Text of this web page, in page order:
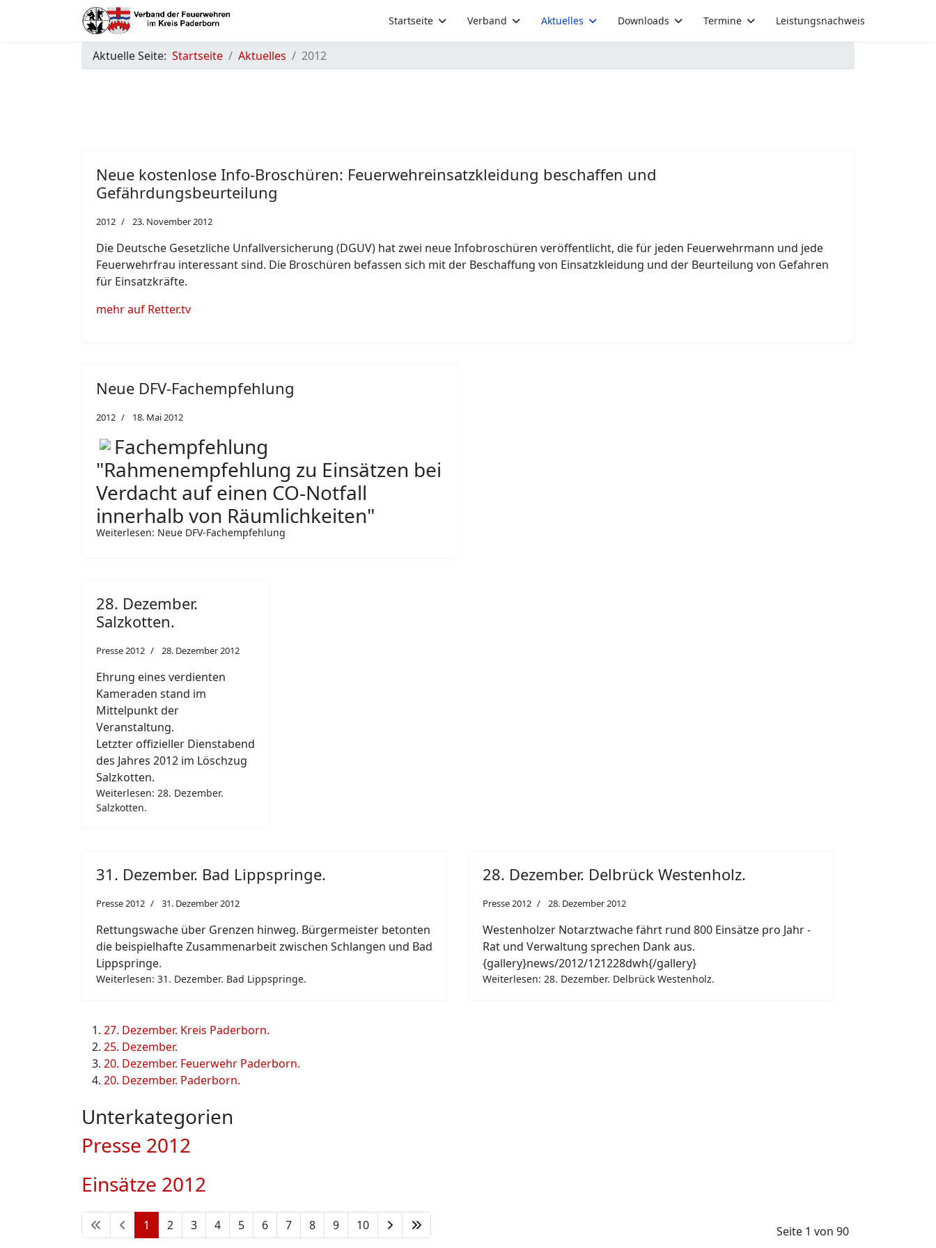
Startseite Verband Aktuelles Downloads Termine Leistungsnachweis
Aktuelle Seite: Startseite Aktuelles 2012
Neue kostenlose Info-Broschüren: Feuerwehreinsatzkleidung beschaffen und
Gefährdungsbeurteilung
2012 23. November 2012
Die Deutsche Gesetzliche Unfallversicherung (DGUV) hat zwei neue Infobroschüren veröffentlicht, die für jeden Feuerwehrmann und jede
Feuerwehrfrau interessant sind. Die Broschüren befassen sich mit der Beschaffung von Einsatzkleidung und der Beurteilung von Gefahren
für Einsatzkräfte.
mehr auf Retter.tv
Neue DFV-Fachempfehlung
2012 18. Mai 2012
Fachempfehlung
"Rahmenempfehlung zu Einsätzen bei
Verdacht auf einen CO-Notfall
innerhalb von Räumlichkeiten"
Weiterlesen: Neue DFV-Fachempfehlung
28. Dezember.
Salzkotten.
Presse 2012 28. Dezember 2012
Ehrung eines verdienten
Kameraden stand im
Mittelpunkt der
Veranstaltung.
Letzter offizieller Dienstabend
des Jahres 2012 im Löschzug
Salzkotten.
Weiterlesen: 28. Dezember.
Salzkotten.
31. Dezember. Bad Lippspringe.
Presse 2012 31. Dezember 2012
Rettungswache über Grenzen hinweg. Bürgermeister betonten
die beispielhafte Zusammenarbeit zwischen Schlangen und Bad
Lippspringe.
Weiterlesen: 31. Dezember. Bad Lippspringe.
28. Dezember. Delbrück Westenholz.
Presse 2012 28. Dezember 2012
Westenholzer Notarztwache fährt rund 800 Einsätze pro Jahr -
Rat und Verwaltung sprechen Dank aus.
{gallery}news/2012/121228dwh{/gallery}
Weiterlesen: 28. Dezember. Delbrück Westenholz.
27. Dezember. Kreis Paderborn.
25. Dezember.
20. Dezember. Feuerwehr Paderborn.
20. Dezember. Paderborn.
Unterkategorien
Presse 2012
Einsätze 2012
Seite 1 von 90
1 2 3 4 5 6 7 8 9 10